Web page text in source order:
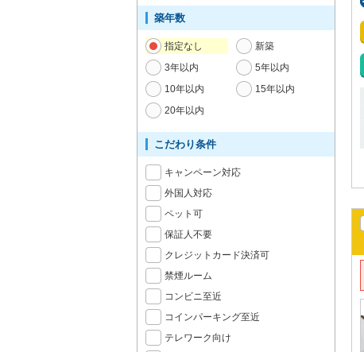
築年数
指定なし
新築
3年以内
5年以内
10年以内
15年以内
20年以内
こだわり条件
キャンペーン対応
外国人対応
ペット可
保証人不要
クレジットカード決済可
禁煙ルーム
コンビニ至近
コインパーキング至近
テレワーク向け